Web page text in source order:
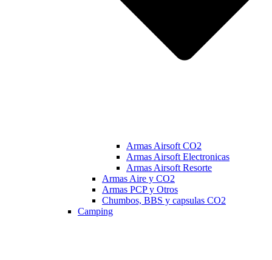
Armas Airsoft CO2
Armas Airsoft Electronicas
Armas Airsoft Resorte
Armas Aire y CO2
Armas PCP y Otros
Chumbos, BBS y capsulas CO2
Camping